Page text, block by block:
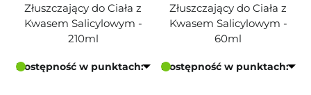
Złuszczający do Ciała z
Kwasem Salicylowym -
210ml
Dostępność w punktach:
Złuszczający do Ciała z
Kwasem Salicylowym -
60ml
Dostępność w punktach: